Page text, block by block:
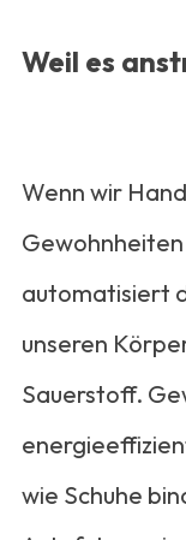
Weil es
Wenn wir
automatisiert
unseren
Sauerstoff.
wie Schuhe